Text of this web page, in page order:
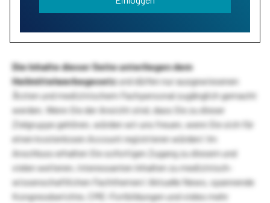
Die Inhalte dieser Seite unterliegen dem
Heilmittelwerbegesetzund dürfen nur ausgewiesenen
Ärzten und medizinischem Fachpersonal zugänglich gemacht
werden. Wenn Sie der Ansicht sind, dass Sie zu dieser
Zielgruppe gehören, würden wir uns freuen, wenn Sie sich für
einen kostenlosen Account registrieren würden! Im
Anschluss erhalten Sie sofortigen Zugang zu diesem und
vielen weiteren, interessanten Inhalten zu medizinisch-
wissenschaftlichen Fachthemen! Aktuelle News, spannende
Kongressberichte, CME-Fortbildungen und vieles mehr